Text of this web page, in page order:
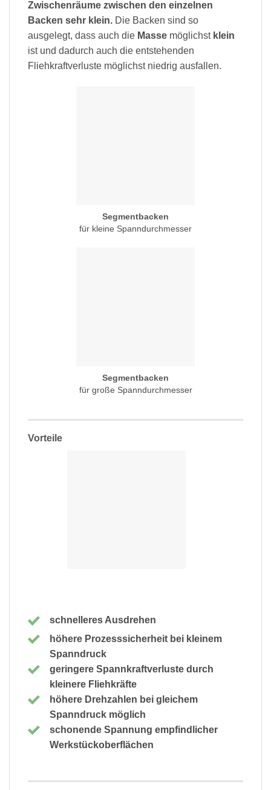
Zwischenräume zwischen den einzelnen
Backen sehr klein. Die Backen sind so
ausgelegt, dass auch die Masse möglichst klein
ist und dadurch auch die entstehenden
Fliehkraftverluste möglichst niedrig ausfallen.
Segmentbacken
für kleine Spanndurchmesser
Segmentbacken
für große Spanndurchmesser
Vorteile
schnelleres Ausdrehen
höhere Prozesssicherheit bei kleinem
Spanndruck
geringere Spannkraftverluste durch
kleinere Fliehkräfte
höhere Drehzahlen bei gleichem
Spanndruck möglich
schonende Spannung empfindlicher
Werkstückoberflächen